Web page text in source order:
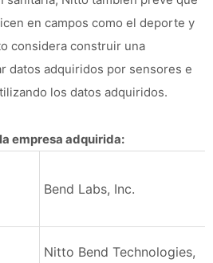
en campos como el deporte y
considera construir una
datos adquiridos por sensores e
los datos adquiridos.
empresa adquirida:
Bend Labs, Inc.
Nitto Bend Technologies,